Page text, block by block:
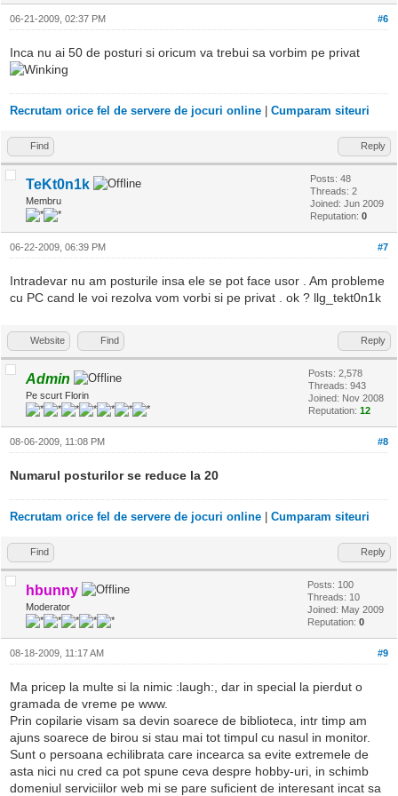
#6
06-21-2009, 02:37 PM
Inca nu ai 50 de posturi si oricum va trebui sa vorbim pe privat
Recrutam orice fel de servere de jocuri online Cumparam siteuri
Find Reply
TeKt0n1k
Membru
Posts: 48
Threads: 2
Joined: Jun 2009
Reputation: 0
#7
06-22-2009, 06:39 PM
Intradevar nu am posturile insa ele se pot face usor . Am probleme
cu PC cand le voi rezolva vom vorbi si pe privat . ok ? llg_tekt0n1k
Website Find Reply
Admin
Pe scurt Florin
Posts: 2,578
Threads: 943
Joined: Nov 2008
Reputation: 12
#8
08-06-2009, 11:08 PM
Numarul posturilor se reduce la 20
Recrutam orice fel de servere de jocuri online Cumparam siteuri
Find Reply
hbunny
Moderator
Posts: 100
Threads: 10
Joined: May 2009
Reputation: 0
#9
08-18-2009, 11:17 AM
Ma pricep la multe si la nimic :laugh:, dar in special la pierdut o
gramada de vreme pe www.
Prin copilarie visam sa devin soarece de biblioteca, intr timp am
ajuns soarece de birou si stau mai tot timpul cu nasul in monitor.
Sunt o persoana echilibrata care incearca sa evite extremele de
asta nici nu cred ca pot spune ceva despre hobby-uri, in schimb
domeniul serviciilor web mi se pare suficient de interesant incat sa